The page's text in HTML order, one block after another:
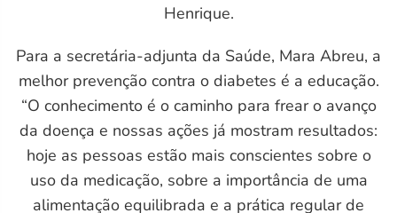
Henrique.
Para a secretária-adjunta da Saúde, Mara Abreu, a
melhor prevenção contra o diabetes é a educação.
“O conhecimento é o caminho para frear o avanço
da doença e nossas ações já mostram resultados:
hoje as pessoas estão mais conscientes sobre o
uso da medicação, sobre a importância de uma
alimentação equilibrada e a prática regular de